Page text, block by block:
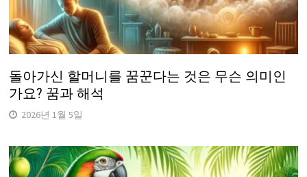
돌아가신 할머니를 꿈꾼다는 것은 무슨 의미인
가요? 꿈과 해석
2026년 1월 5일